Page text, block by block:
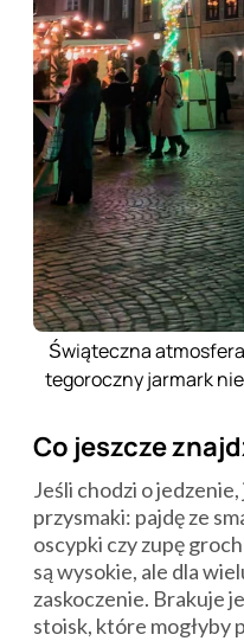
Świąteczna
tegoroczny jarmark
Co jeszcze
Jeśli chodzi o
przysmaki: pajdę ze
oscypki czy zupę
są wysokie, ale dla
zaskoczenie. Brakuje
stoisk, które mogłyby